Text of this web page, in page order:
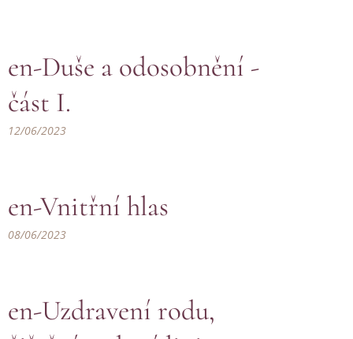
en-Duše a odosobnění -
část I.
12/06/2023
en-Vnitřní hlas
08/06/2023
en-Uzdravení rodu,